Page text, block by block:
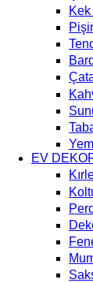
Kek
EV